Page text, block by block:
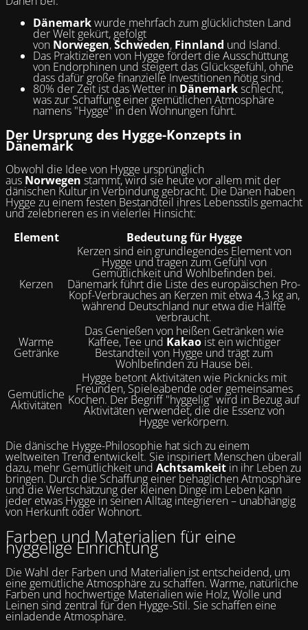
Dänemarkwurde mehrfach zum glücklichsten Land
der Welt gekürt, gefolgt
von Norwegen,Schweden, Finnland und Island.
Das Praktizieren von Hygge fördert die Ausschüttung
von Endorphinen und steigert das Glücksgefühl, ohne
dass dafür große finanzielle Investitionen nötig sind.
80% der Zeit ist das Wetter in Dänemarkschlecht,
was zur Schaffung einer gemütlichen Atmosphäre
namens "Hygge" in den Wohnungen führt.
Der Ursprung des Hygge-Konzepts in
Dänemark
Obwohl die Idee von Hygge ursprünglich
aus Norwegen stammt, wird sie heute vor allem mit der
dänischen Kultur in Verbindung gebracht. Die Dänen haben
Hygge zu einem festen Bestandteil ihres Lebensstils gemacht
und zelebrieren es in vielerlei Hinsicht:
Element
Bedeutung für Hygge
Kerzen
Kerzen sind ein grundlegendes Element von
Hygge und tragen zum Gefühl von
Gemütlichkeit und Wohlbefinden bei.
Dänemark führt die Liste des europäischen Pro-
Kopf-Verbrauches an Kerzen mit etwa 4,3 kg an,
während Deutschland nur etwa die Hälfte
verbraucht.
Warme
Getränke
Das Genießen von heißen Getränken wie
Kaffee, Tee und Kakaoist ein wichtiger
Bestandteil von Hygge und trägt zum
Wohlbefinden zu Hause bei.
Gemütliche
Aktivitäten
Hygge betont Aktivitäten wie Picknicks mit
Freunden, Spieleabende oder gemeinsames
Kochen. Der Begriff "hyggelig" wird in Bezug auf
Aktivitäten verwendet, die die Essenz von
Hygge verkörpern.
Die dänische Hygge-Philosophie hat sich zu einem
weltweiten Trend entwickelt. Sie inspiriert Menschen überall
dazu, mehr Gemütlichkeit und Achtsamkeit in ihr Leben zu
bringen. Durch die Schaffung einer behaglichen Atmosphäre
und die Wertschätzung der kleinen Dinge im Leben kann
jeder etwas Hygge in seinen Alltag integrieren – unabhängig
von Herkunft oder Wohnort.
Farben und Materialien für eine
hyggelige Einrichtung
Die Wahl der Farben und Materialien ist entscheidend, um
eine gemütliche Atmosphäre zu schaffen. Warme, natürliche
Farben und hochwertige Materialien wie Holz, Wolle und
Leinen sind zentral für den Hygge-Stil. Sie schaffen eine
einladende Atmosphäre.